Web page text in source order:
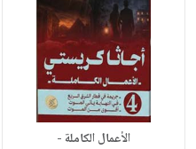
الأعمال الكاملة -